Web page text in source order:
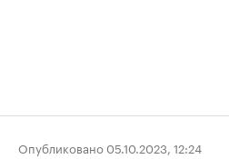
Опубликовано 05.10.2023, 12:24